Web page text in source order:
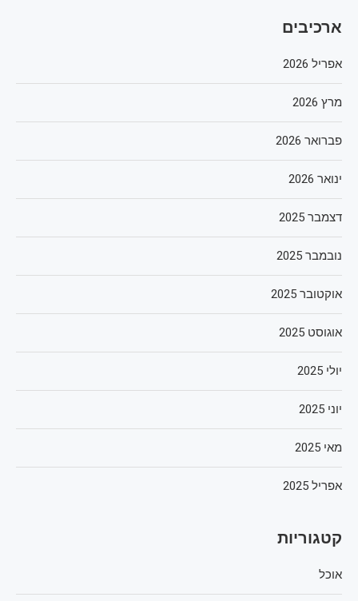
ארכיבים
אפריל 2026
מרץ 2026
פברואר 2026
ינואר 2026
דצמבר 2025
נובמבר 2025
אוקטובר 2025
אוגוסט 2025
יולי 2025
יוני 2025
מאי 2025
אפריל 2025
קטגוריות
אוכל